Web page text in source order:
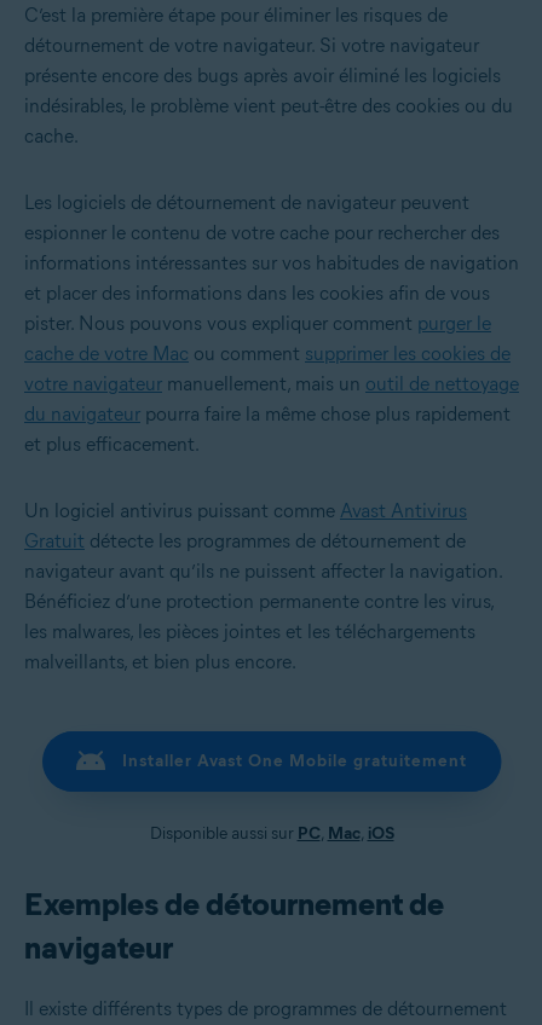
C’est la première étape pour éliminer les risques de
détournement de votre navigateur. Si votre navigateur
présente encore des bugs après avoir éliminé les logiciels
indésirables, le problème vient peut-être des cookies ou du
cache.
Les logiciels de détournement de navigateur peuvent
espionner le contenu de votre cache pour rechercher des
informations intéressantes sur vos habitudes de navigation
et placer des informations dans les cookies afin de vous
pister. Nous pouvons vous expliquer comment purger le
cache de votre Mac ou comment supprimer les cookies de
votre navigateur manuellement, mais un outil de nettoyage
du navigateur pourra faire la même chose plus rapidement
et plus efficacement.
Un logiciel antivirus puissant comme Avast Antivirus
Gratuit détecte les programmes de détournement de
navigateur avant qu’ils ne puissent affecter la navigation.
Bénéficiez d’une protection permanente contre les virus,
les malwares, les pièces jointes et les téléchargements
malveillants, et bien plus encore.
Installer Avast One Mobile gratuitement
Disponible aussi sur PC, Mac, iOS
Exemples de détournement de
navigateur
Il existe différents types de programmes de détournement